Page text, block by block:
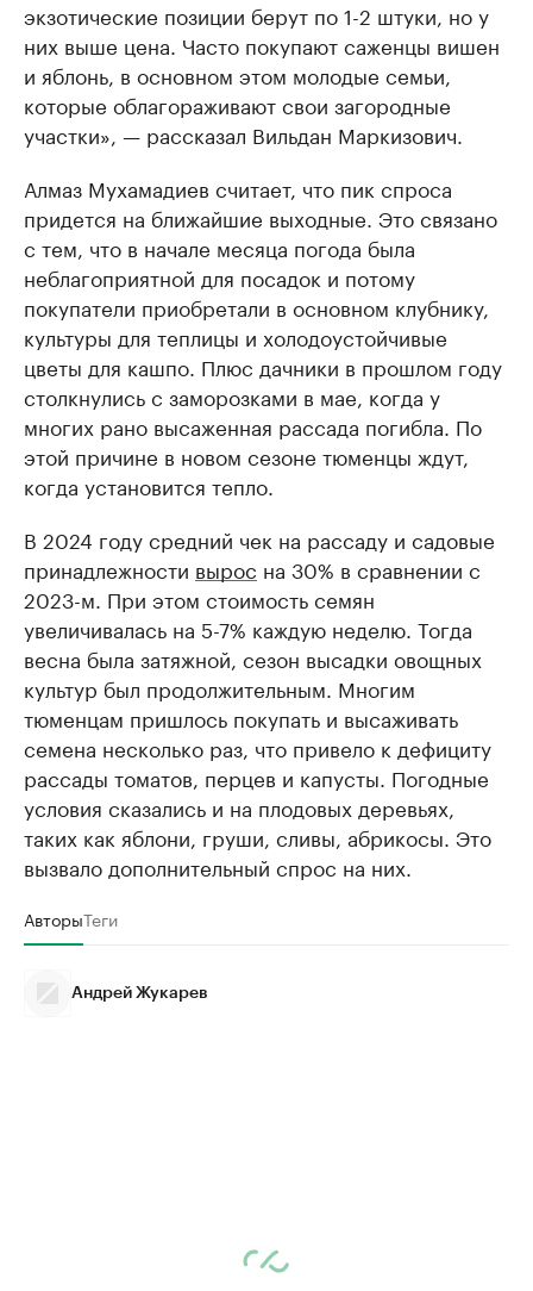
экзотические позиции берут по 1-2 штуки, но у
них выше цена. Часто покупают саженцы вишен
и яблонь, в основном этом молодые семьи,
которые облагораживают свои загородные
участки», — рассказал Вильдан Маркизович.
Алмаз Мухамадиев считает, что пик спроса
придется на ближайшие выходные. Это связано
с тем, что в начале месяца погода была
неблагоприятной для посадок и потому
покупатели приобретали в основном клубнику,
культуры для теплицы и холодоустойчивые
цветы для кашпо. Плюс дачники в прошлом году
столкнулись с заморозками в мае, когда у
многих рано высаженная рассада погибла. По
этой причине в новом сезоне тюменцы ждут,
когда установится тепло.
В 2024 году средний чек на рассаду и садовые
принадлежности вырос на 30% в сравнении с
2023-м. При этом стоимость семян
увеличивалась на 5-7% каждую неделю. Тогда
весна была затяжной, сезон высадки овощных
культур был продолжительным. Многим
тюменцам пришлось покупать и высаживать
семена несколько раз, что привело к дефициту
рассады томатов, перцев и капусты. Погодные
условия сказались и на плодовых деревьях,
таких как яблони, груши, сливы, абрикосы. Это
вызвало дополнительный спрос на них.
АвторыТеги
Андрей Жукарев